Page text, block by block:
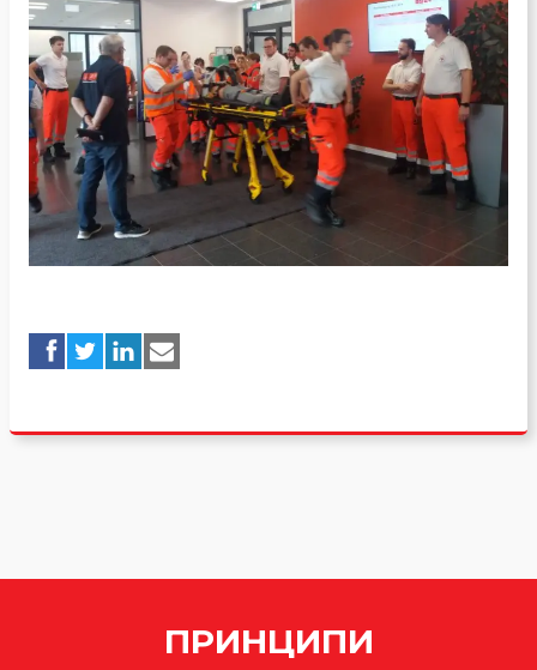
ПРИНЦИПИ